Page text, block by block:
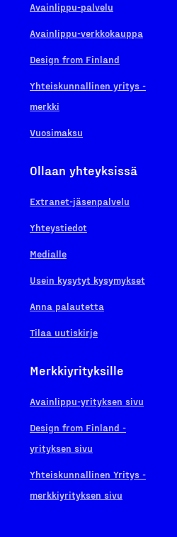
Avainlippu-palvelu
Avainlippu-verkkokauppa
Design from Finland
Yhteiskunnallinen yritys -
merkki
Vuosimaksu
Ollaan yhteyksissä
Extranet-jäsenpalvelu
Yhteystiedot
Medialle
Usein kysytyt kysymykset
Anna palautetta
Tilaa uutiskirje
Merkkiyrityksille
Avainlippu-yrityksen sivu
Design from Finland -
yrityksen sivu
Yhteiskunnallinen Yritys -
merkkiyrityksen sivu